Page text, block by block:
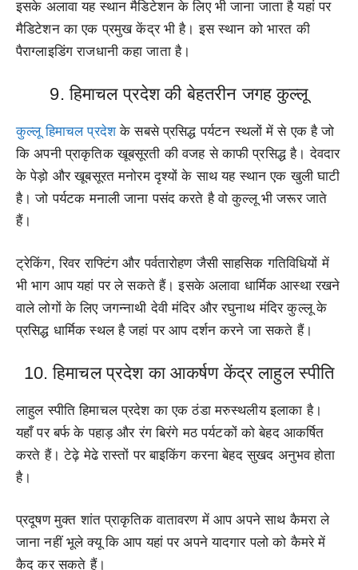
इसके अलावा यह स्थान मैडिटेशन के लिए भी जाना जाता है यहां पर
मैडिटेशन का एक प्रमुख केंद्र भी है। इस स्थान को भारत की
पैराग्लाइडिंग राजधानी कहा जाता है।
9. हिमाचल प्रदेश की बेहतरीन जगह कुल्लू
कुल्लू हिमाचल प्रदेशके सबसे प्रसिद्ध पर्यटन स्थलों में से एक है जो
कि अपनी प्राकृतिक खूबसूरती की वजह से काफी प्रसिद्ध है। देवदार
के पेड़ो और खूबसूरत मनोरम दृश्यों के साथ यह स्थान एक खुली घाटी
है। जो पर्यटक मनाली जाना पसंद करते है वो कुल्लू भी जरूर जाते
हैं।
ट्रेकिंग, रिवर राफ्टिंग और पर्वतारोहण जैसी साहसिक गतिविधियों में
भी भाग आप यहां पर ले सकते हैं। इसके अलावा धार्मिक आस्था रखने
वाले लोगों के लिए जगन्नाथी देवी मंदिर और रघुनाथ मंदिर कुल्लू के
प्रसिद्ध धार्मिक स्थल है जहां पर आप दर्शन करने जा सकते हैं।
10. हिमाचल प्रदेश का आकर्षण केंद्र लाहुल स्पीति
लाहुल स्पीति हिमाचल प्रदेश का एक ठंडा मरुस्थलीय इलाका है।
यहाँ पर बर्फ के पहाड़ और रंग बिरंगे मठ पर्यटकों को बेहद आकर्षित
करते हैं। टेढ़े मेढे रास्तों पर बाइकिंग करना बेहद सुखद अनुभव होता
है।
प्रदूषण मुक्त शांत प्राकृतिक वातावरण में आप अपने साथ कैमरा ले
जाना नहीं भूले क्यू कि आप यहां पर अपने यादगार पलो को कैमरे में
कैद कर सकते हैं।